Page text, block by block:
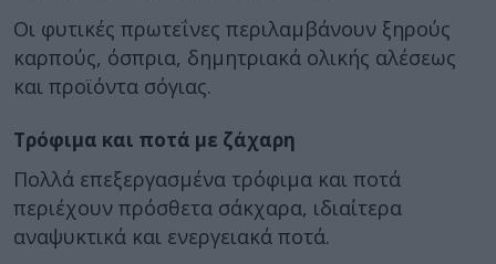
Οι φυτικές πρωτεΐνες περιλαμβάνουν ξηρούς
καρπούς, όσπρια, δημητριακά ολικής αλέσεως
και προϊόντα σόγιας.
Τρόφιμα και ποτά με ζάχαρη
Πολλά επεξεργασμένα τρόφιμα και ποτά
περιέχουν πρόσθετα σάκχαρα, ιδιαίτερα
αναψυκτικά και ενεργειακά ποτά.